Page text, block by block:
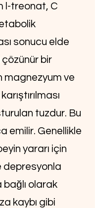
l-treonat, C
sonucu elde
bir
magnezyum ve
tuzdur. Bu
emilir. Genellikle
yararı için
depresyonla
bağlı olarak
kaybı gibi